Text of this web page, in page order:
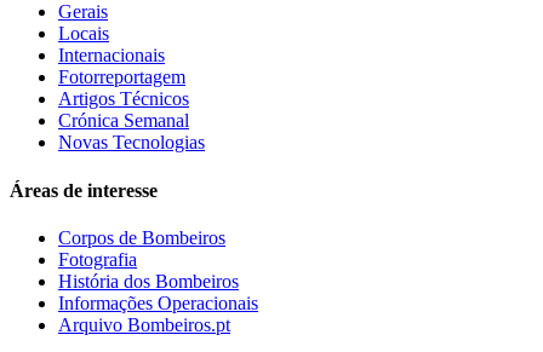
Gerais
Locais
Internacionais
Fotorreportagem
Artigos Técnicos
Crónica Semanal
Novas Tecnologias
Áreas de interesse
Corpos de Bombeiros
Fotografia
História dos Bombeiros
Informações Operacionais
Arquivo Bombeiros.pt